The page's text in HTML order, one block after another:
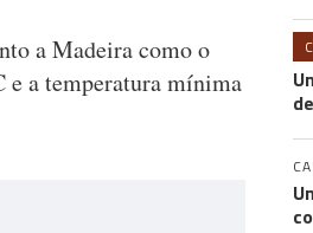
a Madeira como o
e a temperatura mínima